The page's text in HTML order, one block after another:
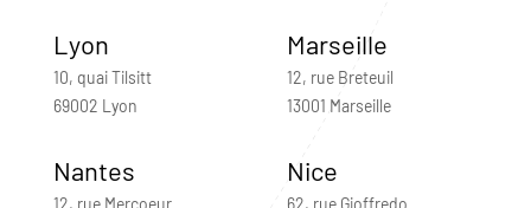
Lyon
10, quai Tilsitt
69002 Lyon
Marseille
12, rue Breteuil
13001 Marseille
Nantes
12, rue Mercoeur
Nice
62, rue Gioffredo